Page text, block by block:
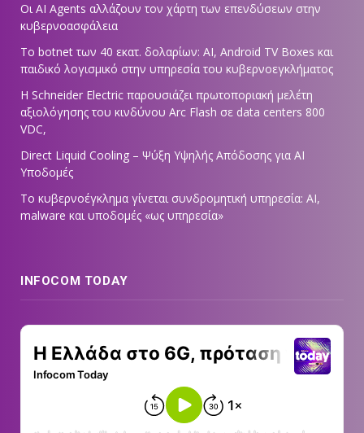
Οι AI Agents αλλάζουν τον χάρτη των επενδύσεων στην
κυβερνοασφάλεια
Το botnet των 40 εκατ. δολαρίων: AI, Android TV Boxes και
παιδικό λογισμικό στην υπηρεσία του κυβερνοεγκλήματος
Η Schneider Electric παρουσιάζει πρωτοποριακή μελέτη
αξιολόγησης του κινδύνου Arc Flash σε data centers 800
VDC,
Direct Liquid Cooling – Ψύξη Υψηλής Απόδοσης για AI
Υποδομές
Το κυβερνοέγκλημα γίνεται συνδρομητική υπηρεσία: AI,
malware και υποδομές «ως υπηρεσία»
INFOCOM TODAY